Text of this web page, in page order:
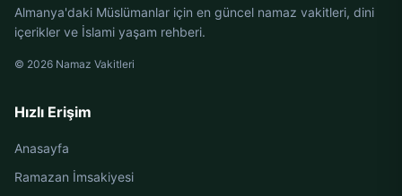
Almanya'daki Müslümanlar için en güncel namaz vakitleri, dini
içerikler ve İslami yaşam rehberi.
© 2026 Namaz Vakitleri
Hızlı Erişim
Anasayfa
Ramazan İmsakiyesi